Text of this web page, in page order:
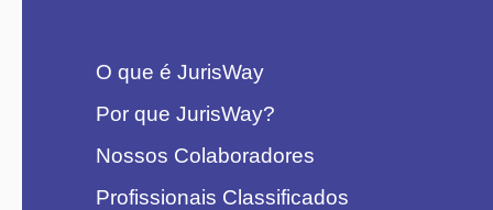
O que é JurisWay
Por que JurisWay?
Nossos Colaboradores
Profissionais Classificados